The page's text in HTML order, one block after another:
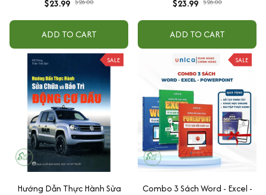
$23.99
ADD TO CART
$23.99
ADD TO CART
SALE
Hướng Dẫn Thực Hành Sửa
SALE
Combo 3 Sách Word - Excel -